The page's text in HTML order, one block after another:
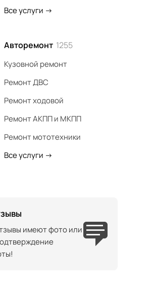
Все услуги ->
Авторемонт 1255
Кузовной ремонт
Ремонт ДВС
Ремонт ходовой
Ремонт АКПП и МКПП
Ремонт мототехники
Все услуги ->
имеют фото или